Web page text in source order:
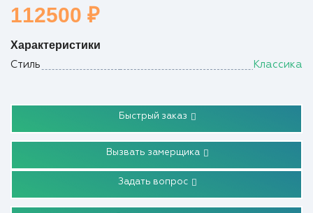
112500 ₽
Характеристики
Стиль Классика
Быстрый заказ
Вызвать замерщика
Задать вопрос